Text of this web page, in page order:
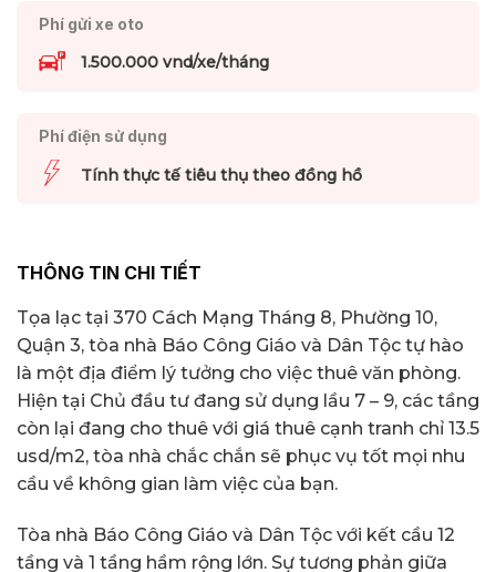
Phí gửi xe oto
1.500.000 vnd/xe/tháng
Phí điện sử dụng
Tính thực tế tiêu thụ theo đồng hồ
THÔNG TIN CHI TIẾT
Tọa lạc tại 370 Cách Mạng Tháng 8, Phường 10,
Quận 3, tòa nhà Báo Công Giáo và Dân Tộc tự hào
là một địa điểm lý tưởng cho việc thuê văn phòng.
Hiện tại Chủ đầu tư đang sử dụng lầu 7 – 9, các tầng
còn lại đang cho thuê với giá thuê cạnh tranh chỉ 13.5
usd/m2, tòa nhà chắc chắn sẽ phục vụ tốt mọi nhu
cầu về không gian làm việc của bạn.
Tòa nhà Báo Công Giáo và Dân Tộc với kết cầu 12
tầng và 1 tầng hầm rộng lớn. Sự tương phản giữa